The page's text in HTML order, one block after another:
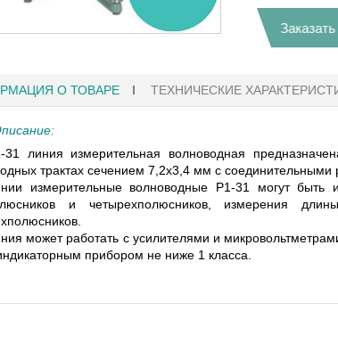
СЕРИИ UXR
27.01.2023 10:06
КАБЕЛЕЙ И АНТЕНН, 100
(ГОСРЕЕСТР РФ)
О ТОВАРЕ ТЕХНИЧЕСКИЕ
31 линия измерительная волноводная
трактах сечением 7,2х3,4 мм с
измерительные волноводные Р1-31 могут
и четырехполюсников, измерения
может работать с усилителями и
прибором не ниже 1 класса.